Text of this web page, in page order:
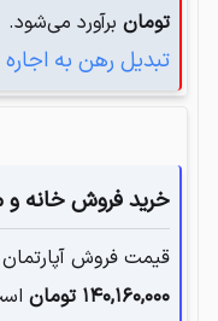
تومان برآورد می‌شود.
تبدیل رهن به
خرید فروش خانه
قیمت فروش
۱۴۰,۱۶۰,۰۰۰ تومان